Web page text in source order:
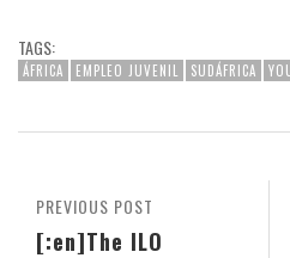
TAGS:
ÁFRICA EMPLEO JUVENIL SUDÁFRICA
PREVIOUS POST
[:en]The ILO